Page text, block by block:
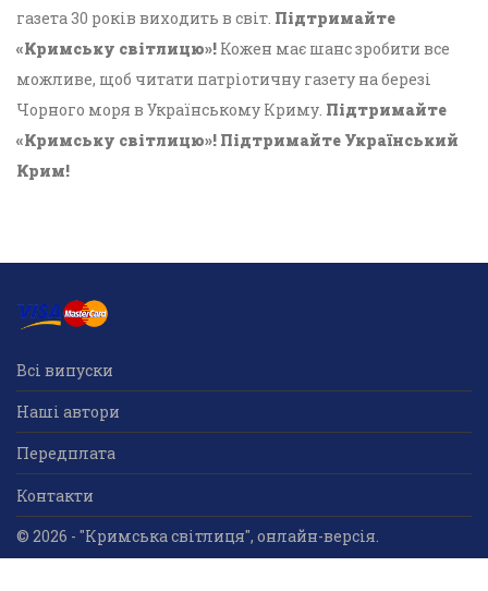
газета 30 років виходить в світ. Підтримайте
«Кримську світлицю»! Кожен має шанс зробити все
можливе, щоб читати патріотичну газету на березі
Чорного моря в Українському Криму. Підтримайте
«Кримську світлицю»! Підтримайте Український
Крим!
Всі випуски
Наші автори
Передплата
Контакти
© 2026 - "Кримська світлиця", онлайн-версія.